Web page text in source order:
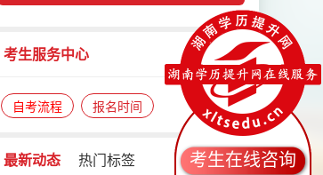
考生服务中心
自考流程 报名时间
最新动态 热门标签 考生在线咨询